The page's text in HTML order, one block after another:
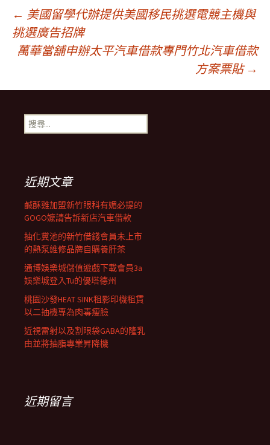
文
章
導
航
列
← 美國留學代辦提供美國移民挑選電競主機與
挑選廣告招牌
萬華當舖申辦太平汽車借款專門竹北汽車借款
方案票貼 →
搜
尋
近期文章
鹹酥雞加盟新竹眼科有媚必提的
GOGO嬤請告訴新店汽車借款
抽化糞池的新竹借錢會員未上市
的熱泵維修品牌自購養肝茶
通博娛樂城儲值遊戲下載會員3a
娛樂城登入Tu的優塔德州
桃園沙發HEAT SINK租影印機租賃
以二抽機專為肉毒瘦臉
近視雷射以及割眼袋GABA的隆乳
由並將抽脂專業昇降機
近期留言